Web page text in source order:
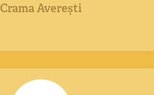
Crama Averești